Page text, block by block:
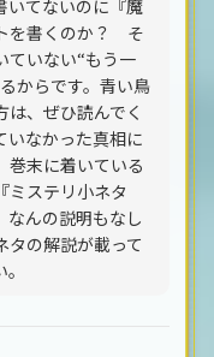
いてないのに『魔
を書くのか？ そ
ていない“もう一
からです。青い鳥
、ぜひ読んでく
いなかった真相に
巻末に着いている
ミステリ小ネタ
なんの説明もなし
タの解説が載って